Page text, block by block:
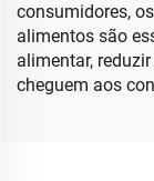
consumidores,
alimentos são
alimentar,
cheguem aos